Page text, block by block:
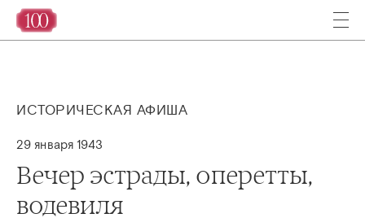
ИСТОРИЧЕСКАЯ АФИША
29 января 1943
Вечер эстрады, оперетты,
водевиля